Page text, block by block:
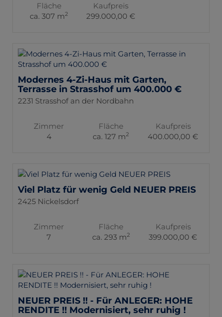
Fläche
ca. 307 m2
Kaufpreis
299.000,00 €
Modernes 4-Zi-Haus mit Garten,
Terrasse in Strasshof um 400.000 €
2231 Strasshof an der Nordbahn
Zimmer
4
Fläche
ca. 127 m2
Kaufpreis
400.000,00 €
Viel Platz für wenig Geld NEUER PREIS
2425 Nickelsdorf
Zimmer
7
Fläche
ca. 293 m2
Kaufpreis
399.000,00 €
NEUER PREIS !! - Für ANLEGER: HOHE
RENDITE !! Modernisiert, sehr ruhig !